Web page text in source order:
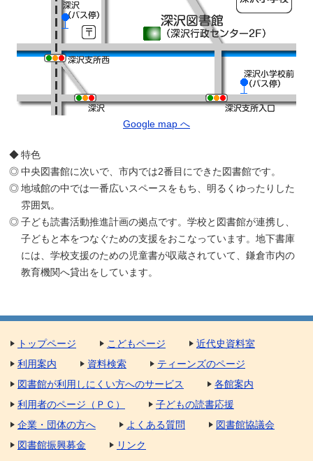
Google map へ
特色
中央図書館に次いで、市内では2番目にできた図書館です。
地域館の中では一番広いスペースをもち、明るくゆったりした
雰囲気。
子ども読書活動推進計画の拠点です。学校と図書館が連携し、
子どもと本をつなぐための支援をおこなっています。地下書庫
には、学校支援のための児童書が収蔵されていて、鎌倉市内の
教育機関へ貸出をしています。
トップページ こどもページ
近代史資料室
利用案内
資料検索
ティーンズのページ
図書館が利用しにくい方へのサービス
各館案内
利用者のページ（ＰＣ）
子どもの読書応援
企業・団体の方へ
よくある質問
図書館協議会
図書館振興募金
リンク